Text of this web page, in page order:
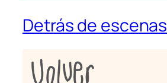
Detrás de escenas